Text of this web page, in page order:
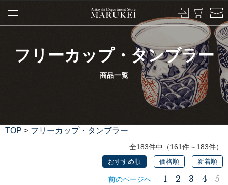
フリーカップ・タンブラー
商品一覧
TOP > フリーカップ・タンブラー
全183件中（161件～183件）
おすすめ順 価格順 新着順
前のページへ 1 2 3 4 5